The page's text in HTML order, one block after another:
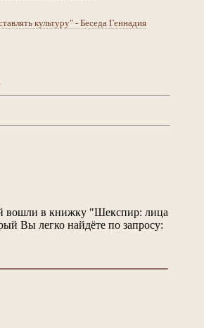
культуру" - Беседа Геннадия
вошли в книжку "Шекспир: лица
Вы легко найдёте по запросу: